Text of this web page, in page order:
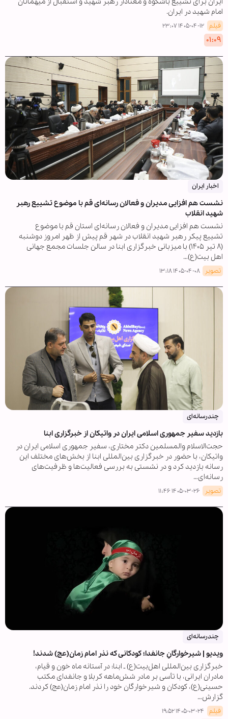
امام شهید در ایران.
فیلم ۱۴۰۵-۰۴-۱۲ ۲۳:۰۷
۰۱:۰۹
اخبار ایران
نشست هم افزایی مدیران و فعالان رسانه‌ای قم با موضوع تشییع رهبر
شهید انقلاب
نشست هم افزایی مدیران و فعالان رسانه‌ای استان قم با موضوع
تشییع پیکر رهبر شهید انقلاب در شهر قم پیش از ظهر امروز دوشنبه
(۸ تیر ۱۴۰۵) با میزبانی خبرگزاری ابنا در سالن جلسات مجمع جهانی
اهل بیت(ع)…
تصویر ۱۴۰۵-۰۴-۰۸ ۱۳:۱۸
چندرسانه‌ای
بازدید سفیر جمهوری اسلامی ایران در واتیکان از خبرگزاری ابنا
حجت‌الاسلام والمسلمین دکتر مختاری، سفیر جمهوری اسلامی ایران در
واتیکان، با حضور در خبرگزاری بین‌المللی ابنا از بخش‌های مختلف این
رسانه بازدید کرد و در نشستی به بررسی فعالیت‌ها و ظرفیت‌های
رسانه‌ای…
تصویر ۱۴۰۵-۰۳-۲۶ ۱۱:۴۶
چندرسانه‌ای
ویدیو | شیرخوارگانِ جانفدا؛ کودکانی که نذر امام زمان(عج) شدند!
خبرگزاری بین‌المللی اهل‌بیت(ع) ـ ابنا: در آستانه ماه خون و قیام،
مادران ایرانی، با تأسی بر مادر شش‌ماهه کربلا و جانفدای مکتب
حسینی(ع)، کودکان و شیرخوارگان خود را نذر امام زمان(عج) کردند.
گزارش…
فیلم ۱۴۰۵-۰۳-۲۴ ۱۹:۵۲